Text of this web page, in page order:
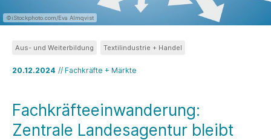
©iStockphoto.com/Eva Almqvist
20.12.2024 // Fachkräfte + Märkte
Aus- und Weiterbildung Textilindustrie + Handel
Fachkräfteeinwanderung:
Zentrale Landesagentur bleibt